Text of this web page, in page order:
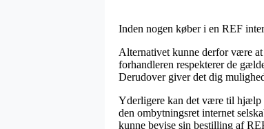
Inden nogen køber i en REF
Alternativet kunne derfor være
forhandleren respekterer de
Derudover giver det dig
Yderligere kan det være til hjælp
den ombytningsret internet
kunne bevise sin bestilling af